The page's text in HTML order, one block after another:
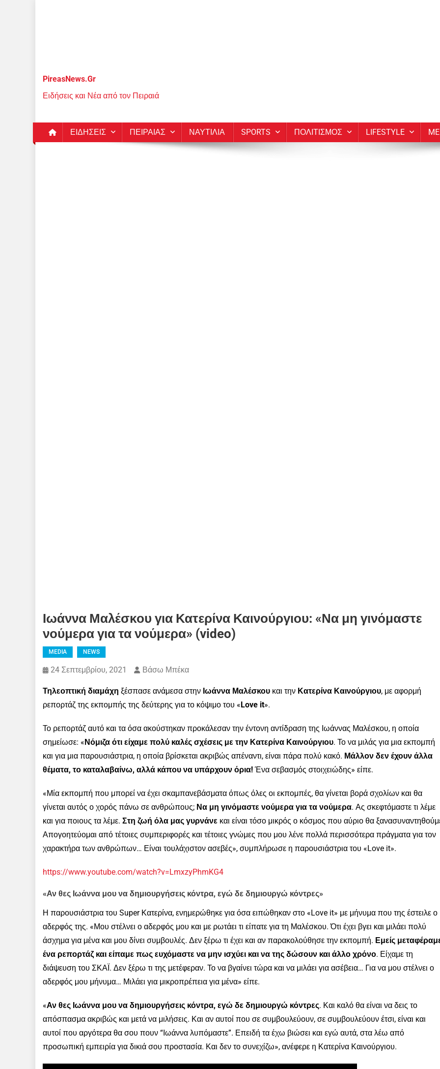
PireasNews.Gr
Ειδήσεις και Νέα από τον Πειραιά
ΕΙΔΗΣΕΙΣ ΠΕΙΡΑΙΑΣ ΝΑΥΤΙΛΙΑ SPORTS ΠΟΛΙΤΙΣΜΟΣ LIFESTYLE
Ιωάννα Μαλέσκου για Κατερίνα Καινούργιου: «Να μη γινόμαστε
νούμερα για τα νούμερα» (video)
MEDIA NEWS
24 Σεπτεμβρίου, 2021 Βάσω Μπέκα
Τηλεοπτική διαμάχη ξέσπασε ανάμεσα στην Ιωάννα Μαλέσκου και την Κατερίνα Καινούργιου, με αφορμή
ρεπορτάζ της εκπομπής της δεύτερης για το κόψιμο του «Love it».
Το ρεπορτάζ αυτό και τα όσα ακούστηκαν προκάλεσαν την έντονη αντίδραση της Ιωάννας Μαλέσκου, η οποία
σημείωσε: «Νόμιζα ότι είχαμε πολύ καλές σχέσεις με την Κατερίνα Καινούργιου. Το να μιλάς για μια εκπομπή
και για μια παρουσιάστρια, η οποία βρίσκεται ακριβώς απέναντι, είναι πάρα πολύ κακό. Μάλλον δεν έχουν άλλα
θέματα, το καταλαβαίνω, αλλά κάπου να υπάρχουν όρια! Ένα σεβασμός στοιχειώδης» είπε.
«Μία εκπομπή που μπορεί να έχει σκαμπανεβάσματα όπως όλες οι εκπομπές, θα γίνεται βορά σχολίων και θα
γίνεται αυτός ο χορός πάνω σε ανθρώπους; Να μη γινόμαστε νούμερα για τα νούμερα. Ας σκεφτόμαστε τι λέμε
και για ποιους τα λέμε. Στη ζωή όλα μας γυρνάνε και είναι τόσο μικρός ο κόσμος που αύριο θα
Απογοητεύομαι από τέτοιες συμπεριφορές και τέτοιες γνώμες που μου λένε πολλά περισσότερα πράγματα για τον
χαρακτήρα των ανθρώπων… Είναι τουλάχιστον ασεβές», συμπλήρωσε η παρουσιάστρια του «Love it».
https://www.youtube.com/watch?v=LmxzyPhmKG4
«Αν θες Ιωάννα μου να δημιουργήσεις κόντρα, εγώ δε δημιουργώ κόντρες»
Η παρουσιάστρια του Super Κατερίνα, ενημερώθηκε για όσα ειπώθηκαν στο «Love it» με μήνυμα που της έστειλε ο
αδερφός της. «Μου στέλνει ο αδερφός μου και με ρωτάει τι είπατε για τη Μαλέσκου. Ότι έχει βγει και μιλάει πολύ
άσχημα για μένα και μου δίνει συμβουλές. Δεν ξέρω τι έχει και αν παρακολούθησε την εκπομπή. Εμείς
ένα ρεπορτάζ και είπαμε πως ευχόμαστε να μην ισχύει και να της δώσουν και άλλο χρόνο. Είχαμε τη
διάψευση του ΣΚΑΪ. Δεν ξέρω τι της μετέφεραν. Το να βγαίνει τώρα και να μιλάει για ασέβεια… Για να μου στέλνει ο
αδερφός μου μήνυμα… Μιλάει για μικροπρέπεια για μένα» είπε.
«Αν θες Ιωάννα μου να δημιουργήσεις κόντρα, εγώ δε δημιουργώ κόντρες. Και καλό θα είναι να δεις το
απόσπασμα ακριβώς και μετά να μιλήσεις. Και αν αυτοί που σε συμβουλεύουν, σε συμβουλεύουν έτσι, είναι και
αυτοί που αργότερα θα σου πουν “Ιωάννα λυπόμαστε”. Επειδή τα έχω βιώσει και εγώ αυτά, στα λέω από
προσωπική εμπειρία για δικιά σου προστασία. Και δεν το συνεχίζω», ανέφερε η Κατερίνα Καινούργιου.